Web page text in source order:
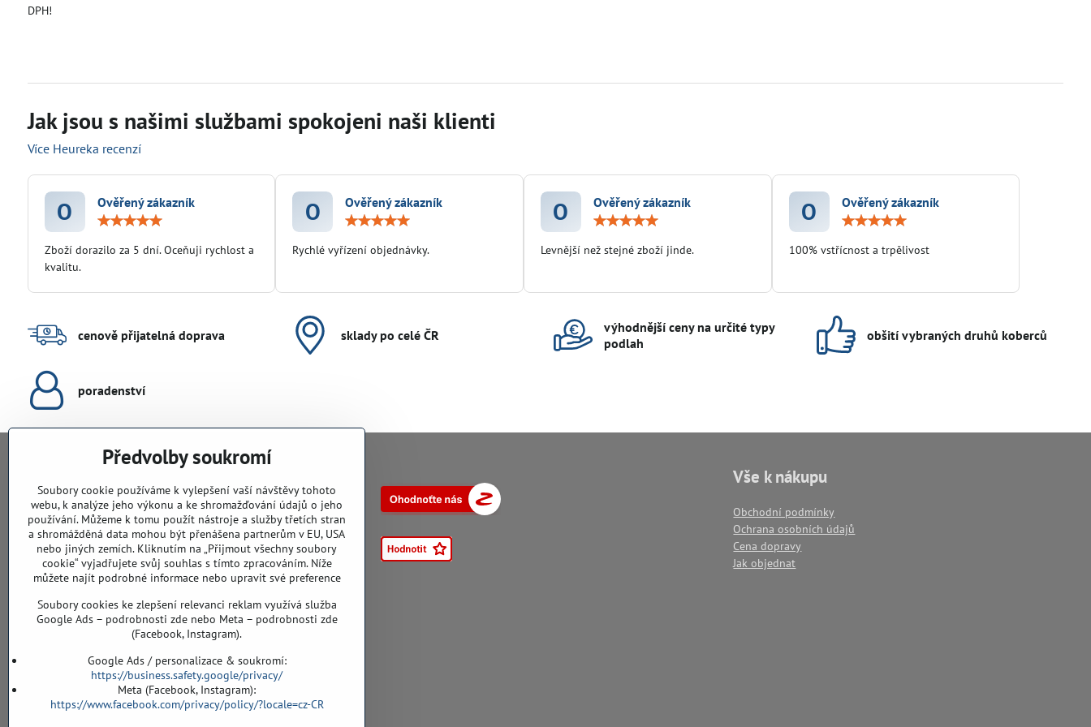
DPH!
Jak jsou s našimi službami spokojeni naši klienti
Více Heureka recenzí
O
Ověřený zákazník
/
5
Zboží dorazilo za 5 dní. Oceňuji rychlost a
kvalitu.
O
Ověřený zákazník
Rychlé vyřízení objednávky.
O
Ověřený zákazník
Levnější než stejné zboží jinde.
O
Ověřený zákazník
100% vstřícnost a trpělivost
cenově přijatelná doprava sklady po celé ČR
výhodnější ceny na určité typy
podlah
obšití vybraných druhů koberců
poradenství
PodlahyALFA​.CZ
CHYTIL Tomáš
Záříčí, ev.č. 54
768 11 Chropyně
IČO: 74202294
DIČ: CZ8103114129
Sklad, vzorkovna PO TELEFONICKÉ DOMLUVĚ
Záříčí ev. č. 54
608 855 055
Vše k nákupu
Obchodní podmínky
Ochrana osobních údajů
Cena dopravy
Jak objednat
Předvolby soukromí
Soubory cookie používáme k vylepšení vaší návštěvy tohoto
webu, k analýze jeho výkonu a ke shromažďování údajů o jeho
používání. Můžeme k tomu použít nástroje a služby třetích stran
a shromážděná data mohou být přenášena partnerům v EU, USA
nebo jiných zemích. Kliknutím na „Přijmout všechny soubory
cookie“ vyjadřujete svůj souhlas s tímto zpracováním. Níže
můžete najít podrobné informace nebo upravit své preference
Soubory cookies ke zlepšení relevanci reklam využívá služba
Google Ads – podrobnosti zde nebo Meta – podrobnosti zde
(Facebook, Instagram).
Google Ads / personalizace & soukromí:
https://business.safety.google/privacy/
Meta (Facebook, Instagram):
https://www.facebook.com/privacy/policy/?locale=cz-CR